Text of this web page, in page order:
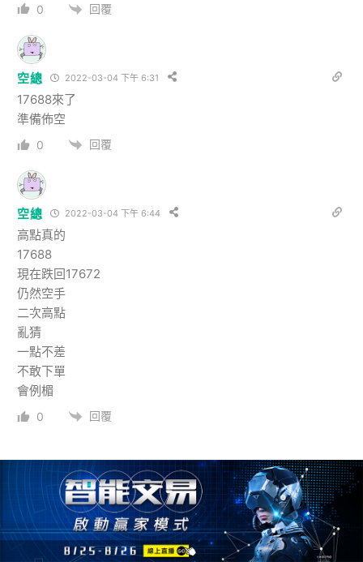
0 回覆
空總 2022-03-04 下午 6:31
17688來了
準備佈空
0 回覆
空總 2022-03-04 下午 6:44
高點真的
17688
現在跌回17672
仍然空手
二次高點
亂猜
一點不差
不敢下單
會例楣
0 回覆